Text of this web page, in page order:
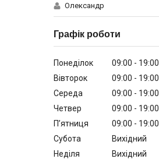
Олександр
Графік роботи
Понеділок 09:00
19:00
Вівторок
09:00
19:00
Середа
09:00
19:00
Четвер
09:00
19:00
Пʼятниця
09:00
19:00
Субота
Вихідний
Неділя
Вихідний